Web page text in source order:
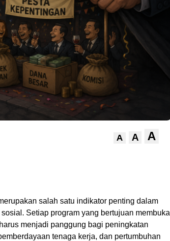
A A A
salah satu indikator penting dalam
Setiap program yang bertujuan membuka
menjadi panggung bagi peningkatan
tenaga kerja, dan pertumbuhan